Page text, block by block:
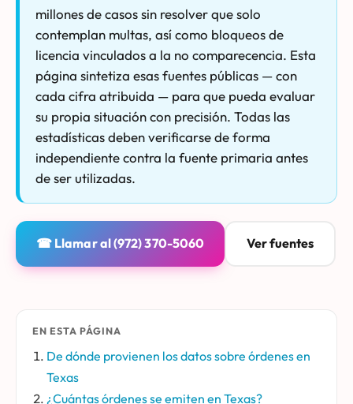
millones de casos sin resolver que solo
contemplan multas, así como bloqueos de
licencia vinculados a la no comparecencia. Esta
página sintetiza esas fuentes públicas — con
cada cifra atribuida — para que pueda evaluar
su propia situación con precisión. Todas las
estadísticas deben verificarse de forma
independiente contra la fuente primaria antes
de ser utilizadas.
☎ Llamar al (972) 370-5060 Ver fuentes
EN ESTA PÁGINA
De dónde provienen los datos sobre órdenes en
Texas
¿Cuántas órdenes se emiten en Texas?